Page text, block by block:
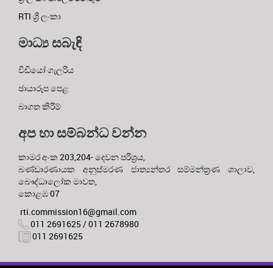
RTI ශ්‍රී ලංකා
මාධ්‍ය සබැඳි
වීඩියෝ ගැලරිය
ඡායාරූප පෙළ
බාගත කිරීම්
අප හා සම්බන්ධ වන්න
කාමර අංක 203,204- දෙවන පරිශ්‍රය,
බණ්ඩාරණායක අනුස්මරණ ජාත්‍යන්තර සම්මන්ත්‍රණ ශාලාව,
බෞද්ධාලෝක මාවත,
කොළඹ 07
rti.commission16@gmail.com
011 2691625 / 011 2678980
011 2691625